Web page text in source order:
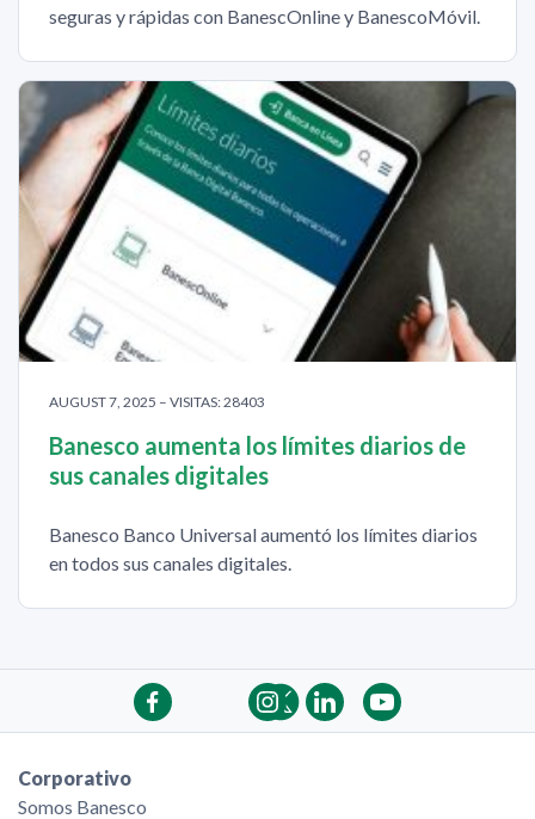
seguras y rápidas con BanescOnline y BanescoMóvil.
AUGUST 7, 2025 – VISITAS: 28403
Banesco aumenta los límites diarios de
sus canales digitales
Banesco Banco Universal aumentó los límites diarios
en todos sus canales digitales.
Corporativo
Somos Banesco